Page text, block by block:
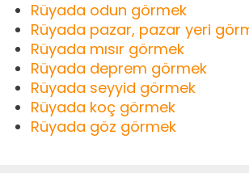
Rüyada odun görmek
Rüyada pazar, pazar yeri
Rüyada mısır görmek
Rüyada deprem görmek
Rüyada seyyid görmek
Rüyada koç görmek
Rüyada göz görmek